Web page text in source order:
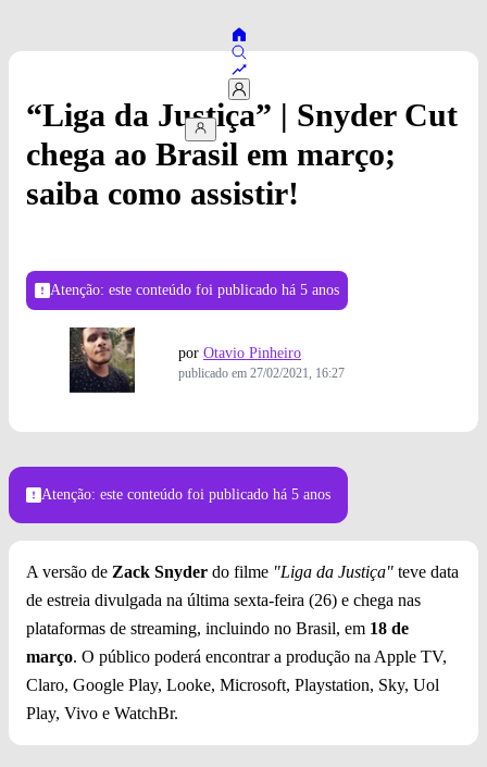
“Liga da Justiça” | Snyder Cut
chega ao Brasil em março;
saiba como assistir!
Atenção: este conteúdo foi publicado há 5 anos
por Otavio Pinheiro
publicado em 27/02/2021, 16:27
Atenção: este conteúdo foi publicado há 5 anos
A versão de Zack Snyder do filme "Liga da Justiça" teve data
de estreia divulgada na última sexta-feira (26) e chega nas
plataformas de streaming, incluindo no Brasil, em 18 de
março. O público poderá encontrar a produção na Apple TV,
Claro, Google Play, Looke, Microsoft, Playstation, Sky, Uol
Play, Vivo e WatchBr.